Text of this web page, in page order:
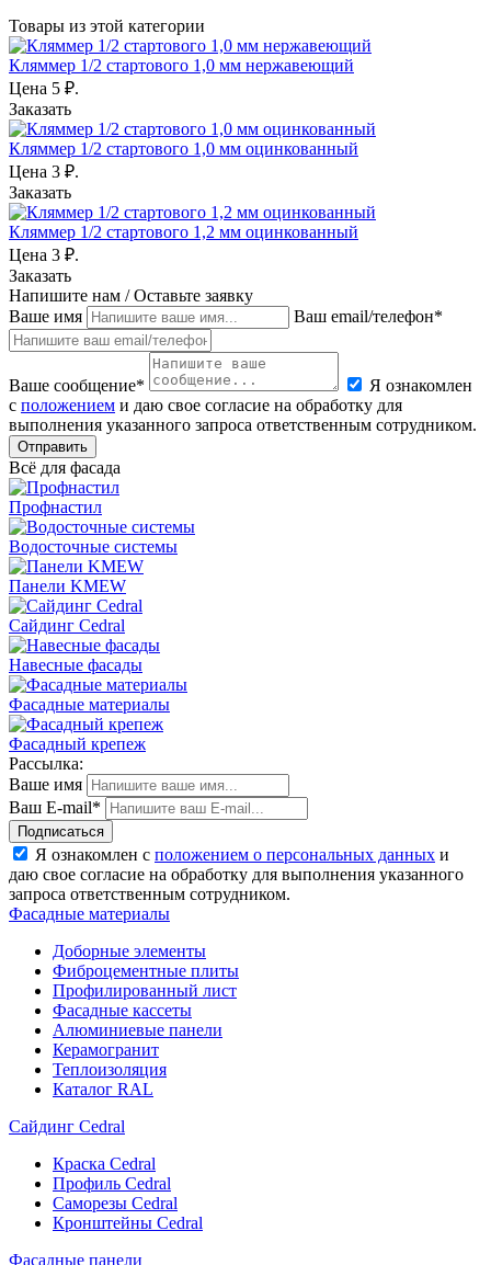
Товары из этой категории
Кляммер 1/2 стартового 1,0 мм нержавеющий
Цена 5 ₽.
Заказать
Кляммер 1/2 стартового 1,0 мм оцинкованный
Цена 3 ₽.
Заказать
Кляммер 1/2 стартового 1,2 мм оцинкованный
Цена 3 ₽.
Заказать
Напишите нам / Оставьте заявку
Ваше имя
Ваш email/телефон*
Ваше сообщение*
Я ознакомлен
с положением и даю свое согласие на обработку для
выполнения указанного запроса ответственным сотрудником.
Отправить
Всё для фасада
Профнастил
Водосточные системы
Панели KMEW
Сайдинг Cedral
Навесные фасады
Фасадные материалы
Фасадный крепеж
Рассылка:
Ваше имя
Ваш E-mail*
Подписаться
Я ознакомлен с положением о персональных данных и
даю свое согласие на обработку для выполнения указанного
запроса ответственным сотрудником.
Фасадные материалы
Доборные элементы
Фиброцементные плиты
Профилированный лист
Фасадные кассеты
Алюминиевые панели
Керамогранит
Теплоизоляция
Каталог RAL
Сайдинг Cedral
Краска Cedral
Профиль Cedral
Саморезы Cedral
Кронштейны Cedral
Фасадные панели